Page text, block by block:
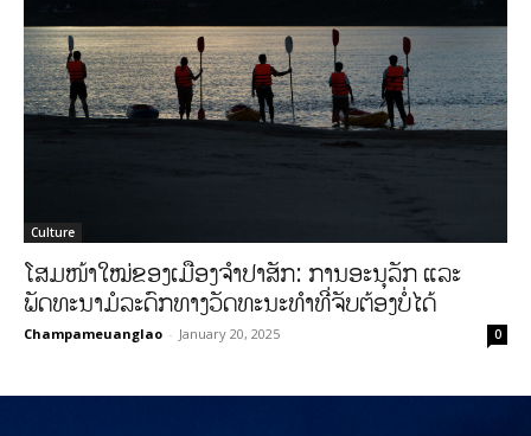
Culture
ໂສມໜ້າໃໝ່ຂອງເມືອງຈໍາປາສັກ: ການອະນຸລັກ ແລະ
ພັດທະນາມໍລະດົກທາງວັດທະນະທໍາທີ່ຈັບຕ້ອງບໍ່ໄດ້
Champameuanglao - January 20, 2025 0